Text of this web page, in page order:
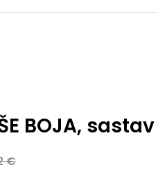
BOJA, sastav
€